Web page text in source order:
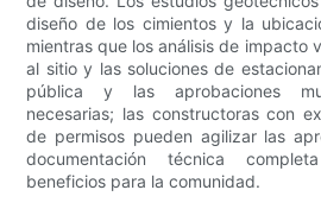
diseño de los cimientos y la
mientras que los análisis de impacto
al sitio y las soluciones de
pública y las aprobaciones
necesarias; las constructoras con
de permisos pueden agilizar las
documentación técnica
beneficios para la comunidad.